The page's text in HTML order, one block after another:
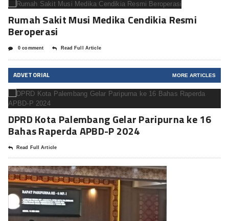
Rumah Sakit Musi Medika Cendikia Resmi
Beroperasi
0 comment Read Full Article
ADVETORIAL MORE ARTICLES
DPRD Kota Palembang Gelar Paripurna ke 16
Bahas Raperda APBD-P 2024
Read Full Article